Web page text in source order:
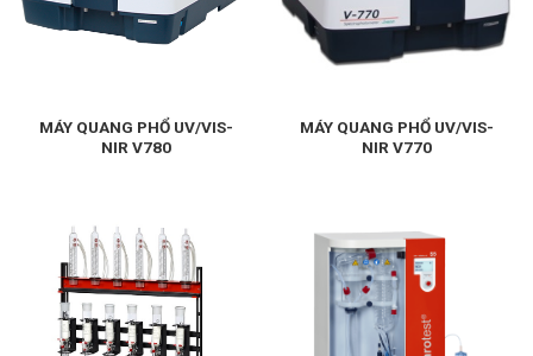
MÁY QUANG PHỔ UV/VIS-
NIR V780
MÁY QUANG PHỔ UV/VIS-
NIR V770